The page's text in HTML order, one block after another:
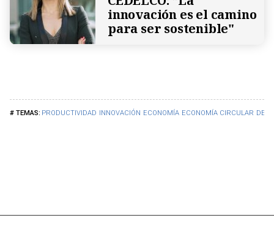
PRODUCTIVIDAD INNOVACIÓN ECONOMÍA ECONOMÍA CIRCULAR
innovación es el camino
para ser sostenible"